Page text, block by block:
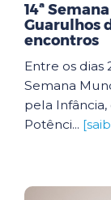
14ª
Guarulhos
encontros
Entre os dias
Semana
pela
Potênci...